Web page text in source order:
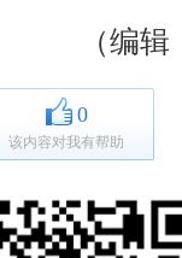
（编
0
该内容对我有帮助